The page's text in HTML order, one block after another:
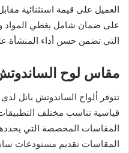
العميل على قيمة استثنائية
على ضمان شامل يغطي المواد
التي تضمن حسن أداء المنشأة
مقاس لوح
تتوفر ألواح الساندوتش بانل
قياسية تناسب مختلف
المقاسات المخصصة التي
المقاسات تقديم مستودعات